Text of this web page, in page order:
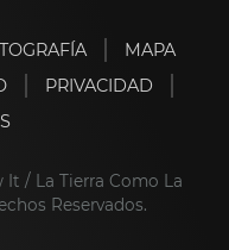
MAPA
PRIVACIDAD
/ La Tierra Como La
Reservados.